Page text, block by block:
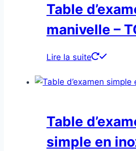
Table
manivelle –
Lire la suite
Table
simple en